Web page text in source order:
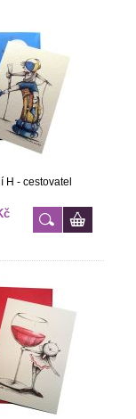
H - cestovatel